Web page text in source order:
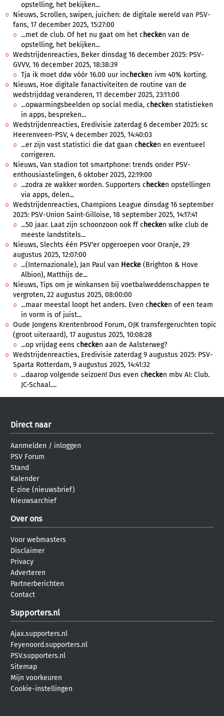
opstelling, het bekijken...
Nieuws, Scrollen, swipen, juichen: de digitale wereld van PSV-
fans, 17 december 2025, 15:27:00
...met de club. Of het nu gaat om het c hecken van de
opstelling, het bekijken...
Wedstrijdenreacties, Beker dinsdag 16 december 2025: PSV-
GVVV, 16 december 2025, 18:38:39
Tja ik moet ddw vóór 16.00 uur inc hecken ivm 40% korting.
Nieuws, Hoe digitale fanactiviteiten de routine van de
wedstrijddag veranderen, 11 december 2025, 23:11:00
...opwarmingsbeelden op social media, c hecken statistieken
in apps, bespreken...
Wedstrijdenreacties, Eredivisie zaterdag 6 december 2025: sc
Heerenveen-PSV, 4 december 2025, 14:40:03
...er zijn vast statistici die dat gaan c hecken en eventueel
corrigeren.
Nieuws, Van stadion tot smartphone: trends onder PSV-
enthousiastelingen, 6 oktober 2025, 22:19:00
...zodra ze wakker worden. Supporters c hecken opstellingen
via apps, delen...
Wedstrijdenreacties, Champions League dinsdag 16 september
2025: PSV-Union Saint-Gilloise, 18 september 2025, 14:17:41
...50 jaar. Laat zijn schoonzoon ook ff c hecken wlke club de
meeste landstitels...
Nieuws, Slechts één PSV'er opgeroepen voor Oranje, 29
augustus 2025, 12:07:00
...(Internazionale), Jan Paul van Hecke (Brighton & Hove
Albion), Matthijs de...
Nieuws, Tips om je winkansen bij voetbalweddenschappen te
vergroten, 22 augustus 2025, 08:00:00
...maar meestal loopt het anders. Even c hecken of een team
in vorm is of juist...
Oude Jongens Krentenbrood Forum, OJK transfergeruchten topic
(groot uiteraard), 17 augustus 2025, 10:08:28
...op vrijdag eens c hecken aan de Aalsterweg?
Wedstrijdenreacties, Eredivisie zaterdag 9 augustus 2025: PSV-
Sparta Rotterdam, 9 augustus 2025, 14:41:32
...daarop volgende seizoen! Dus even c hecken mbv AI: Club.
JC-Schaal....
Direct naar
Aanmelden / inloggen
PSV Forum
Stand
Kalender
E-zine (nieuwsbrief)
Nieuwsarchief
Over ons
Voor webmasters
Disclaimer
Privacy
Adverteren
Partnerberichten
Contact
Supporters.nl
Ajax.supporters.nl
Feyenoord.supporters.nl
PSV.supporters.nl
Sitemap
Mijn voorkeuren
Cookie-instellingen